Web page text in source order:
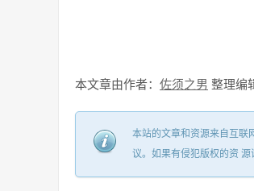
本文章由作者： 佐须之男 整理编
本站的文章和资源来自互联
议。如果有侵犯版权的资 源